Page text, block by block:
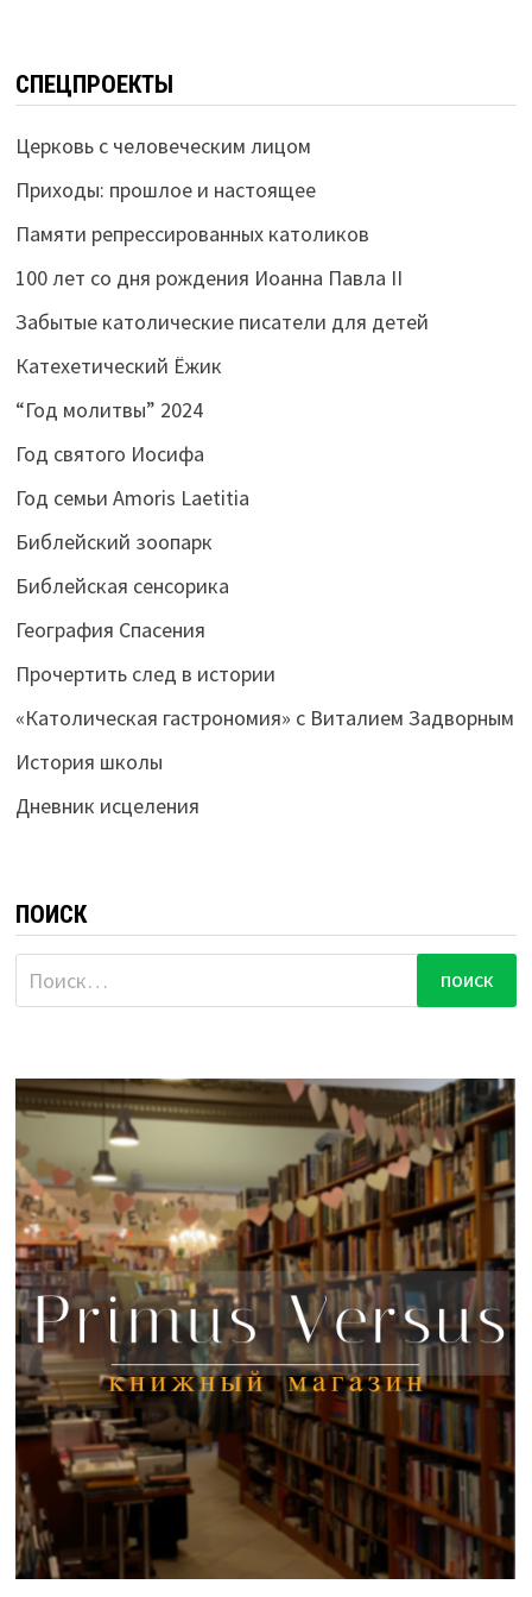
СПЕЦПРОЕКТЫ
Церковь с человеческим лицом
Приходы: прошлое и настоящее
Памяти репрессированных католиков
100 лет со дня рождения Иоанна Павла II
Забытые католические писатели для детей
Катехетический Ёжик
“Год молитвы” 2024
Год святого Иосифа
Год семьи Amoris Laetitia
Библейский зоопарк
Библейская сенсорика
География Спасения
Прочертить след в истории
«Католическая гастрономия» с Виталием Задворным
История школы
Дневник исцеления
ПОИСК
Найти: